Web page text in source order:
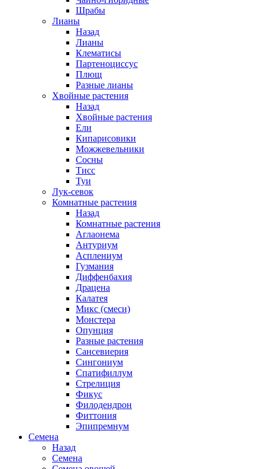
Шрабы
Лианы
Назад
Лианы
Клематисы
Партеноциссус
Плющ
Разные лианы
Хвойные растения
Назад
Хвойные растения
Ели
Кипарисовики
Можжевельники
Сосны
Тисс
Туи
Лук-севок
Комнатные растения
Назад
Комнатные растения
Аглаонема
Антуриум
Асплениум
Гузмания
Диффенбахия
Драцена
Калатея
Микс (смеси)
Монстера
Опунция
Разные растения
Сансевиерия
Сингониум
Спатифиллум
Стрелиция
Фикус
Филодендрон
Фиттония
Эпипремнум
Семена
Назад
Семена